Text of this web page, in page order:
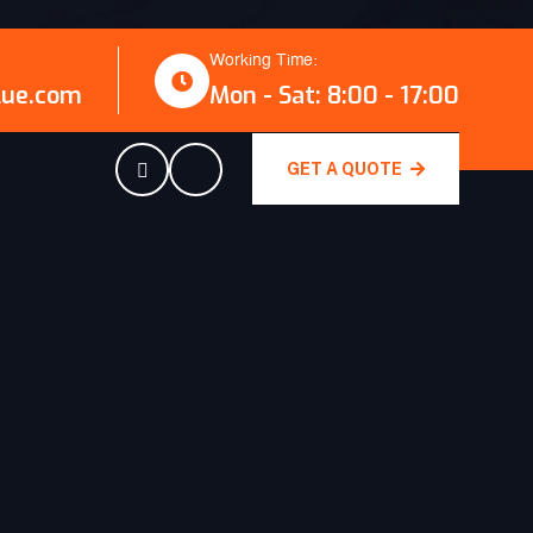
Working Time:
Mon - Sat: 8:00 - 17:00
GET A QUOTE